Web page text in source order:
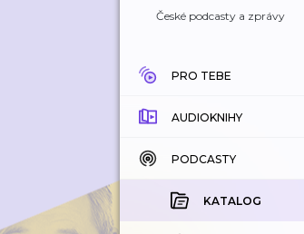
České podcasty a zprávy
PRO TEBE
AUDIOKNIHY
KATALOG
KOUPENÉ
PODCASTY
KATALOG